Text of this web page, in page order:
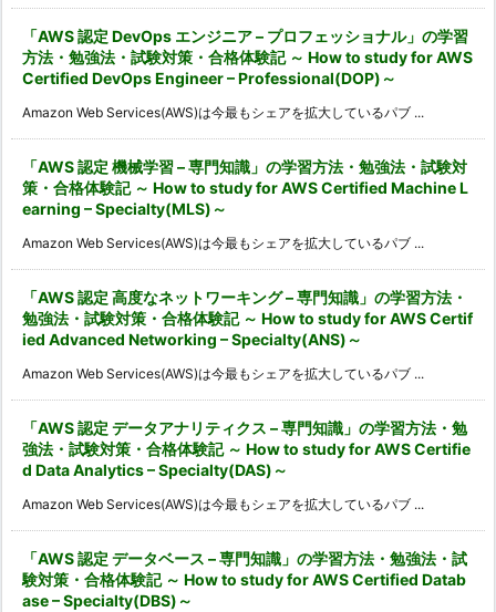
「AWS 認定 DevOps エンジニア – プロフェッショナル」の学習
方法・勉強法・試験対策・合格体験記 ～ How to study for AWS
Certified DevOps Engineer – Professional(DOP)～
Amazon Web Services(AWS)は今最もシェアを拡大しているパブ ...
「AWS 認定 機械学習 – 専門知識」の学習方法・勉強法・試験対
策・合格体験記 ～ How to study for AWS Certified Machine L
earning – Specialty(MLS)～
Amazon Web Services(AWS)は今最もシェアを拡大しているパブ ...
「AWS 認定 高度なネットワーキング – 専門知識」の学習方法・
勉強法・試験対策・合格体験記 ～ How to study for AWS Certif
ied Advanced Networking – Specialty(ANS)～
Amazon Web Services(AWS)は今最もシェアを拡大しているパブ ...
「AWS 認定 データアナリティクス – 専門知識」の学習方法・勉
強法・試験対策・合格体験記 ～ How to study for AWS Certifie
d Data Analytics – Specialty(DAS)～
Amazon Web Services(AWS)は今最もシェアを拡大しているパブ ...
「AWS 認定 データベース – 専門知識」の学習方法・勉強法・試
験対策・合格体験記 ～ How to study for AWS Certified Datab
ase – Specialty(DBS)～